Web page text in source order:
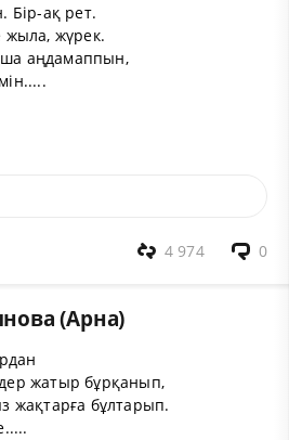
Бір-ақ рет.
жыла, жүрек.
аңдамаппын,
0
4 974
(Арна)
жатыр бұрқанып,
жақтарға бұлтарып.